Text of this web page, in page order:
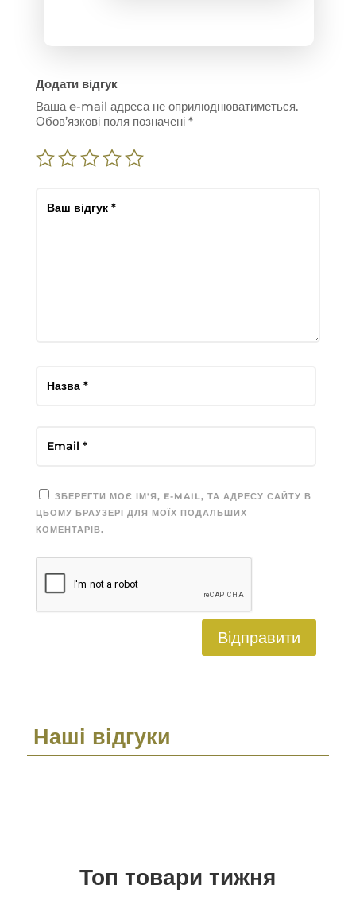
Додати відгук
Ваша e-mail адреса не оприлюднюватиметься.
Обов’язкові поля позначені *
ЗБЕРЕГТИ МОЄ ІМ'Я, E-MAIL, ТА АДРЕСУ САЙТУ В
ЦЬОМУ БРАУЗЕРІ ДЛЯ МОЇХ ПОДАЛЬШИХ
КОМЕНТАРІВ.
Відправити
Наші відгуки
Топ товари тижня